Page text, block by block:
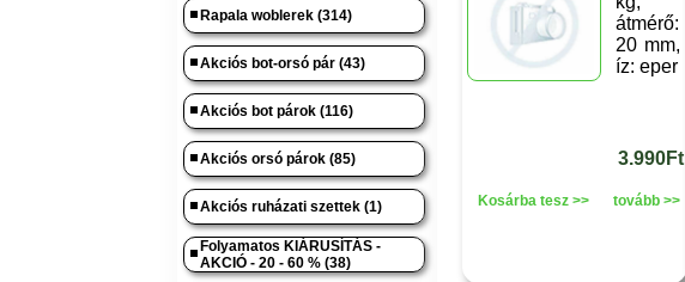
Rapala woblerek (314)
Akciós bot-orsó pár (43)
Akciós bot párok (116)
Akciós orsó párok (85)
Akciós ruházati szettek (1)
Folyamatos KIÁRUSÍTÁS -
AKCIÓ - 20 - 60 % (38)
átmérő:
20 mm,
íz: eper
3.990Ft
Kosárba tesz >> tovább >>